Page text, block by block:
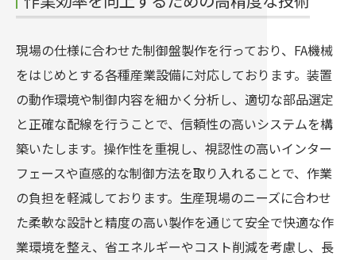
現場の仕様に合わせた制御盤製作を行っており、FA機械
をはじめとする各種産業設備に対応しております。装置
の動作環境や制御内容を細かく分析し、適切な部品選定
と正確な配線を行うことで、信頼性の高いシステムを構
築いたします。操作性を重視し、視認性の高いインター
フェースや直感的な制御方法を取り入れることで、作業
の負担を軽減しております。生産現場のニーズに合わせ
た柔軟な設計と精度の高い製作を通じて安全で快適な作
業環境を整え、省エネルギーやコスト削減を考慮し、長